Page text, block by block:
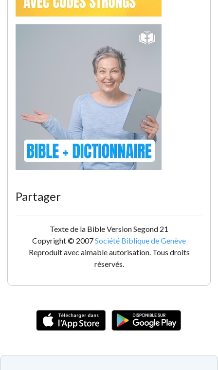
Partager
Texte de la Bible Version Segond 21
Copyright © 2007Société Biblique de Genève
Reproduit avec aimable autorisation. Tous droits
réservés.